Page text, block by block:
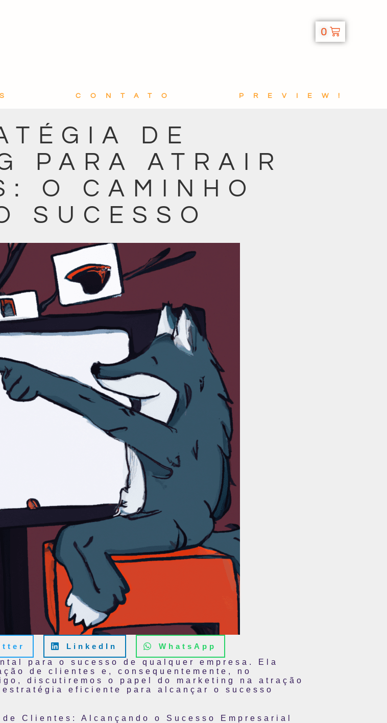
0
CONTATO PREVIEW!
DE
PARA ATRAIR
O CAMINHO
SUCESSO
LinkedIn
WhatsApp
para o sucesso de qualquer empresa. Ela
de clientes e, consequentemente, no
discutiremos o papel do marketing na atração
eficiente para alcançar o sucesso
Clientes: Alcançando o Sucesso Empresarial